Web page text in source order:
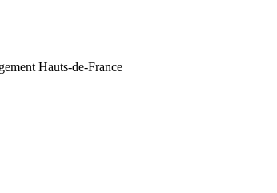
Hauts-de-France